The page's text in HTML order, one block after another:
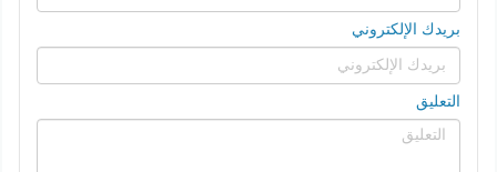
بريدك الإلكتروني
التعليق